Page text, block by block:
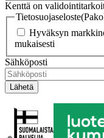
Kenttä on
Tietosuojaseloste
Hyväksyn
mukaisesti
Sähköposti